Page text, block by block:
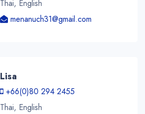
Thai, English
menanuch31@gmail.com
Lisa
+66(0)80 294 2455
Thai, English